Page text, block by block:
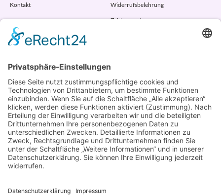
Kontakt Widerrufsbelehrung
Zahlungsarten
Randstr. 28
47804 Krefeld
+49 176 58266120
+49 176 58266120
+48 609 953 066
info@kotarek.com
Verpackungsregister LUCID: DE2926643562464